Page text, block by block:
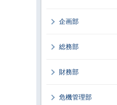
企画部
総務部
財務部
危機管理部